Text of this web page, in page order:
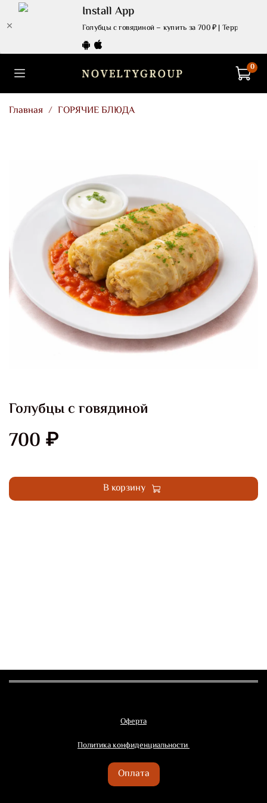
Install App
Голубцы с говядиной – купить за 700 ₽ | Территория
0
Главная ГОРЯЧИЕ БЛЮДА
Голубцы с говядиной
700 ₽
В корзину
Оферта
Политика конфиденциальности
Оплата